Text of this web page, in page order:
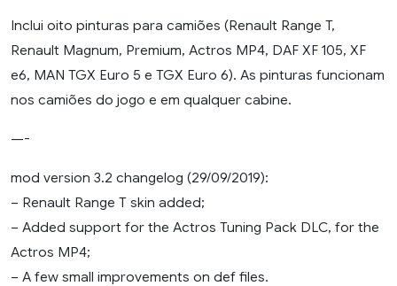
Inclui oito pinturas para camiões (Renault Range T,
Renault Magnum, Premium, Actros MP4, DAF XF 105, XF
e6, MAN TGX Euro 5 e TGX Euro 6). As pinturas funcionam
nos camiões do jogo e em qualquer cabine.
—-
mod version 3.2 changelog (29/09/2019):
– Renault Range T skin added;
– Added support for the Actros Tuning Pack DLC, for the
Actros MP4;
– A few small improvements on def files.